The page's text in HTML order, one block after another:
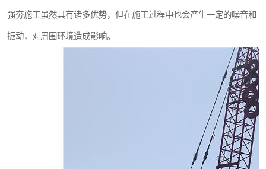
强夯施工虽然具有诸多优势，但在施工过程中也会产生一定的噪音和
振动，对周围环境造成影响。